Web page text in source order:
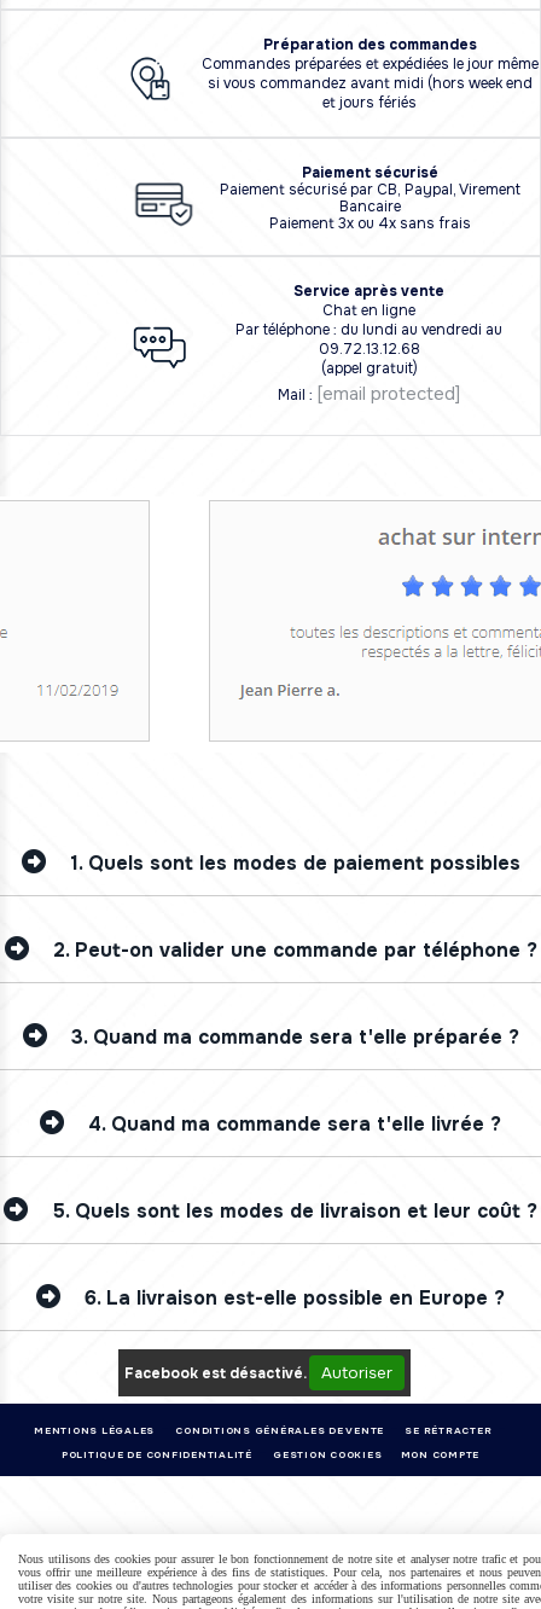
Préparation des commandes
Commandes préparées et expédiées le jour même
si vous commandez avant midi (hors week end
et jours fériés
Paiement sécurisé
Paiement sécurisé par CB, Paypal, Virement
Bancaire
Paiement 3x ou 4x sans frais
Service après vente
Chat en ligne
Par téléphone : du lundi au vendredi au
09.72.13.12.68
(appel gratuit)
Mail : [email protected]
1. Quels sont les modes de paiement possibles
2. Peut-on valider une commande par téléphone ?
3. Quand ma commande sera t'elle préparée ?
4. Quand ma commande sera t'elle livrée ?
5. Quels sont les modes de livraison et leur coût ?
6. La livraison est-elle possible en Europe ?
Facebook est désactivé. Autoriser
MENTIONS LÉGALES CONDITIONS GÉNÉRALES DE VENTE
SE RÉTRACTER
POLITIQUE DE CONFIDENTIALITÉ
GESTION COOKIES MON COMPTE
Nous utilisons des cookies pour assurer le bon fonctionnement de notre site et analyser notre trafic et
vous offrir une meilleure expérience à des fins de statistiques. Pour cela, nos partenaires et nous
utiliser des cookies ou d'autres technologies pour stocker et accéder à des informations personnelles
votre visite sur notre site. Nous partageons également des informations sur l'utilisation de notre site